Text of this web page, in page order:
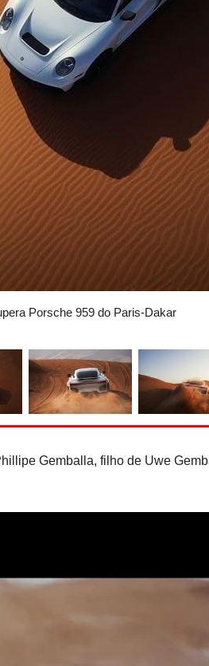
Porsche 959 do Paris-Dakar
Gemballa, filho de Uwe